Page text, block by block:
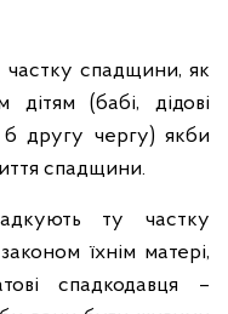
спадщини, як
(бабі, дідові
другу чергу) якби
спадщини.
ту частку
їхнім матері,
спадкодавця –